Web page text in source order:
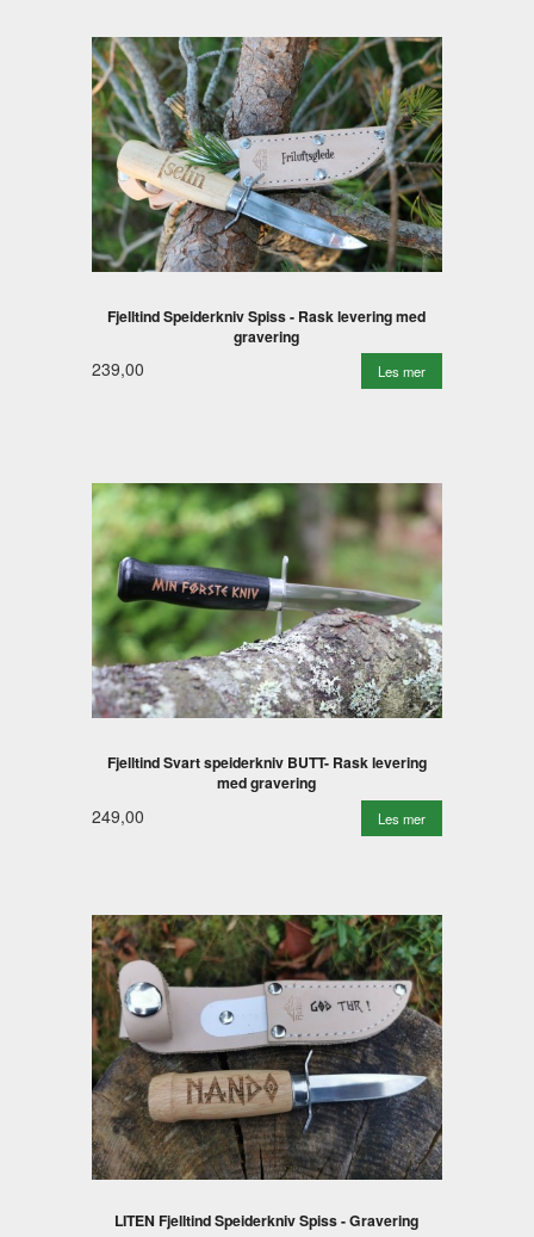
Fjelltind Speiderkniv Spiss - Rask levering med
gravering
239,00 Les mer
Fjelltind Svart speiderkniv BUTT- Rask levering
med gravering
249,00 Les mer
LITEN Fjelltind Speiderkniv Spiss - Gravering